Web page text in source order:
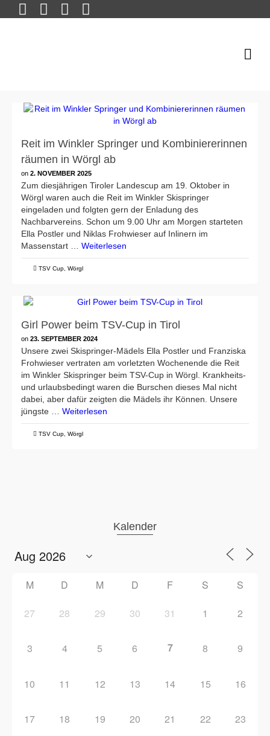
Reit im Winkler Springer und Kombiniererinnen
räumen in Wörgl ab
on 2. NOVEMBER 2025
Zum diesjährigen Tiroler Landescup am 19. Oktober in
Wörgl waren auch die Reit im Winkler Skispringer
eingeladen und folgten gern der Enladung des
Nachbarvereins. Schon um 9.00 Uhr am Morgen starteten
Ella Postler und Niklas Frohwieser auf Inlinern im
Massenstart … Weiterlesen
TSV Cup Wörgl
Girl Power beim TSV-Cup in Tirol
on 23. SEPTEMBER 2024
Unsere zwei Skispringer-Mädels Ella Postler und Franziska
Frohwieser vertraten am vorletzten Wochenende die Reit
im Winkler Skispringer beim TSV-Cup in Wörgl. Krankheits-
und urlaubsbedingt waren die Burschen dieses Mal nicht
dabei, aber dafür zeigten die Mädels ihr Können. Unsere
jüngste … Weiterlesen
TSV Cup Wörgl
Kalender
M D M D F S S
27 28 29 30 31 1 2
3 4 5 6 7 8 9
10 11 12 13 14 15 16
17 18 19 20 21 22 23